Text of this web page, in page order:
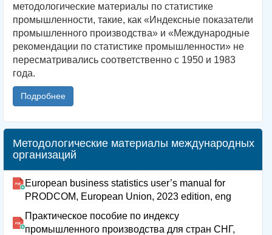
методологические материалы по статистике
промышленности, такие, как «Индексные показатели
промышленного производства» и «Международные
рекомендации по статистике промышленности» не
пересматривались соответственно с 1950 и 1983
года.
Подробнее
Методологические материалы международных
организаций
European business statistics user’s manual for
PRODCOM, European Union, 2023 edition, eng
Практическое пособие по индексу
промышленного производства для стран СНГ,